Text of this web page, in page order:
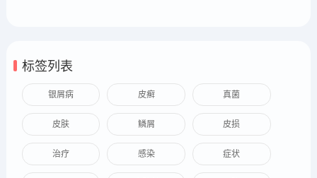
标签列表
银屑病 皮癣 真菌
皮肤 鳞屑 皮损
治疗 感染 症状